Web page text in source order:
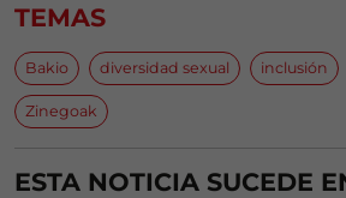
TEMAS
Bakio diversidad sexual inclusión
Zinegoak
ESTA NOTICIA SUCEDE